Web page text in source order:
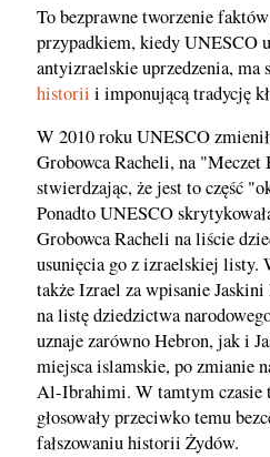
To bezprawne tworzenie
przypadkiem, kiedy UNESCO
antyizraelskie uprzedzenia, ma
historii i imponującą tradycję
W 2010 roku UNESCO
Grobowca Racheli, na
stwierdzając, że jest to część
Ponadto UNESCO
Grobowca Racheli na liście
usunięcia go z izraelskiej
także Izrael za wpisanie
na listę dziedzictwa
uznaje zarówno Hebron, jak i
miejsca islamskie, po zmianie
Al-Ibrahimi. W tamtym czasie
głosowały przeciwko temu
fałszowaniu historii Żydów.